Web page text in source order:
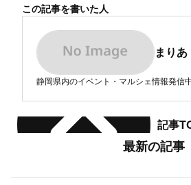
この記事を書いた人
まりあ
静岡県内のイベント・マルシェ情報発信
記事
最新の記事